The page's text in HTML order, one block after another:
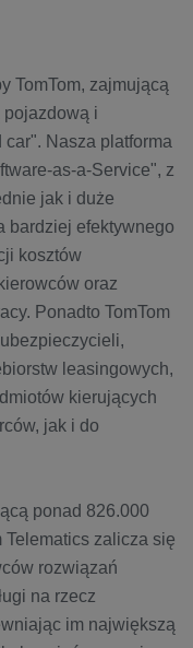
TomTom, zajmującą
pojazdową i
car". Nasza platforma
as-a-Service", z
jak i duże
bardziej efektywnego
kosztów
oraz
Ponadto TomTom
leasingowych,
kierujących
jak i do
ponad 826.000
Telematics zalicza się
rozwiązań
na rzecz
im największą